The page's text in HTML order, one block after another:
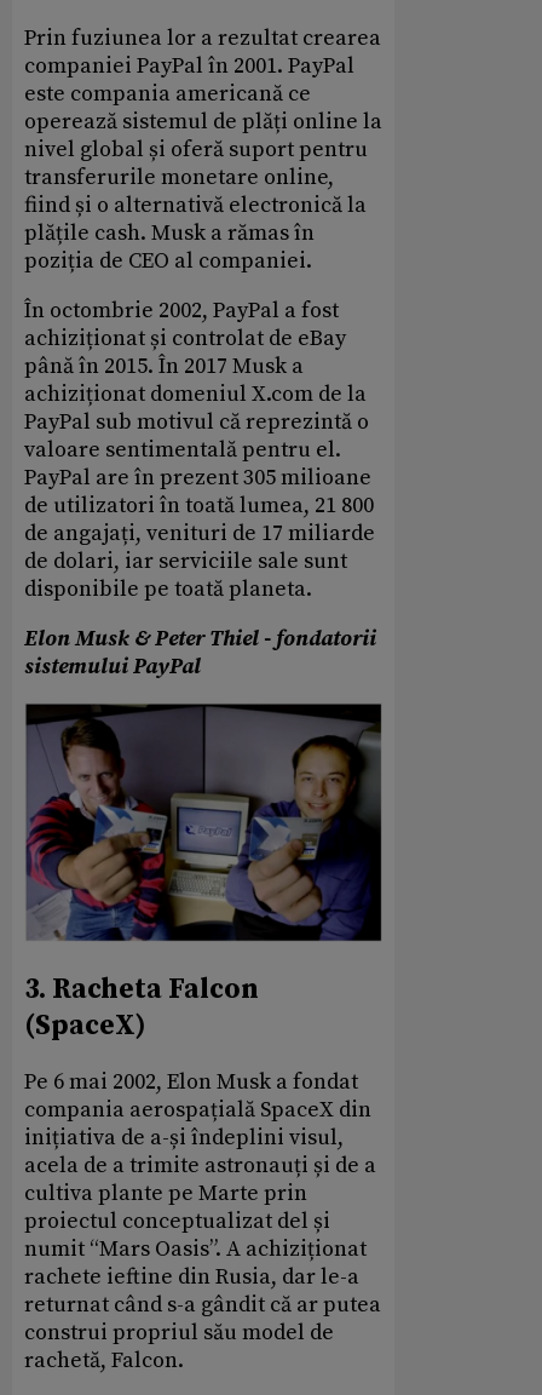
Prin fuziunea lor a rezultat crearea
companiei PayPal în 2001. PayPal
este compania americană ce
operează sistemul de plăți online la
nivel global și oferă suport pentru
transferurile monetare online,
fiind și o alternativă electronică la
plățile cash. Musk a rămas în
poziția de CEO al companiei.
În octombrie 2002, PayPal a fost
achiziționat și controlat de eBay
până în 2015. În 2017 Musk a
achiziționat domeniul X.com de la
PayPal sub motivul că reprezintă o
valoare sentimentală pentru el.
PayPal are în prezent 305 milioane
de utilizatori în toată lumea, 21 800
de angajați, venituri de 17 miliarde
de dolari, iar serviciile sale sunt
disponibile pe toată planeta.
Elon Musk & Peter Thiel - fondatorii
sistemului PayPal
3. Racheta Falcon
(SpaceX)
Pe 6 mai 2002, Elon Musk a fondat
compania aerospațială SpaceX din
inițiativa de a-și îndeplini visul,
acela de a trimite astronauți și de a
cultiva plante pe Marte prin
proiectul conceptualizat del și
numit “Mars Oasis”. A achiziționat
rachete ieftine din Rusia, dar le-a
returnat când s-a gândit că ar putea
construi propriul său model de
rachetă, Falcon.